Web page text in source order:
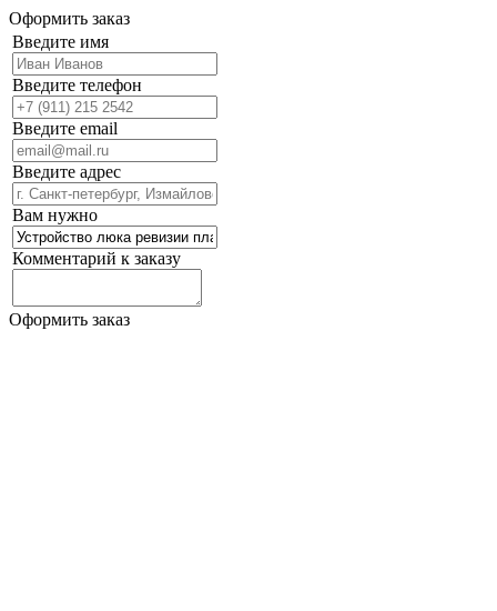
Оформить заказ
Введите имя
Введите телефон
Введите email
Введите адрес
Вам нужно
Комментарий к заказу
Оформить заказ